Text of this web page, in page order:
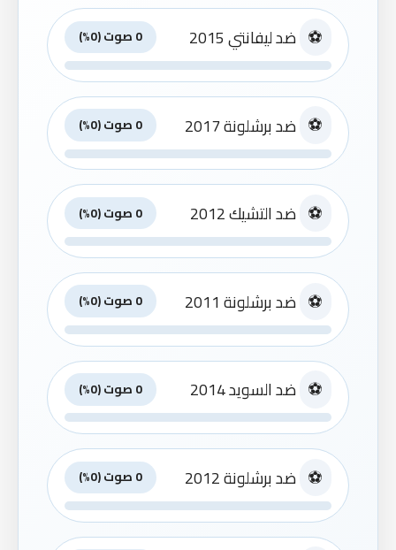
ضد ليفانتي 2015 0 صوت (0%)
ضد برشلونة 2017 0 صوت (0%)
ضد التشيك 2012 0 صوت (0%)
ضد برشلونة 2011 0 صوت (0%)
ضد السويد 2014 0 صوت (0%)
ضد برشلونة 2012 0 صوت (0%)